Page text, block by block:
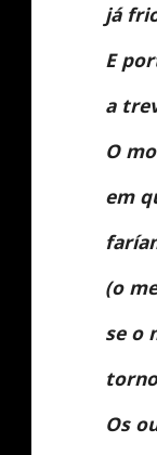
já
E
a
O
em
(o
se o
Os